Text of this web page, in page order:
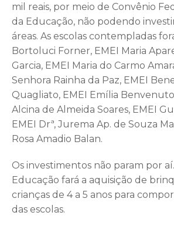
mil reais, por meio de Convênio
da Educação, não podendo
áreas. As escolas contempladas
Bortoluci Forner, EMEI Maria
Garcia, EMEI Maria do Carmo
Senhora Rainha da Paz, EMEI
Quagliato, EMEI Emília
Alcina de Almeida Soares, EMEI
EMEI Drª, Jurema Ap. de Souza
Rosa Amadio Balan.
Os investimentos não param por
Educação fará a aquisição de
crianças de 4 a 5 anos para
das escolas.